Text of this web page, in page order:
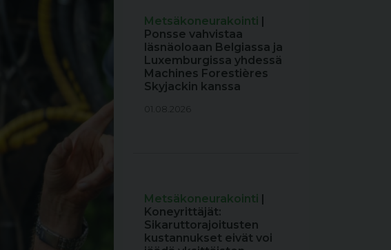
Metsäkoneurakointi |
Ponsse vahvistaa
läsnäoloaan Belgiassa ja
Luxemburgissa yhdessä
Machines Forestières
Skyjackin kanssa
01.08.2026
Metsäkoneurakointi |
Koneyrittäjät:
Sikaruttorajoitusten
kustannukset eivät voi